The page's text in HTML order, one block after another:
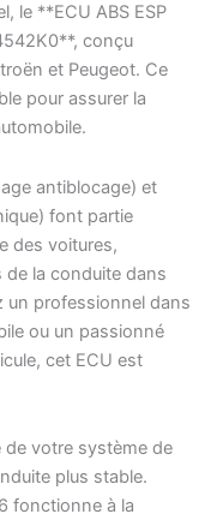
le **ECU ABS ESP
conçu
et Peugeot. Ce
pour assurer la
antiblocage) et
font partie
des voitures,
la conduite dans
un professionnel dans
ou un passionné
cet ECU est
de votre système de
plus stable.
fonctionne à la